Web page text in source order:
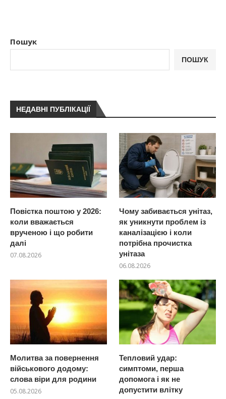
Пошук
ПОШУК
НЕДАВНІ ПУБЛІКАЦІЇ
Повістка поштою у 2026:
коли вважається
врученою і що робити
далі
07.08.2026
Чому забивається унітаз,
як уникнути проблем із
каналізацією і коли
потрібна прочистка
унітаза
06.08.2026
Молитва за повернення
військового додому:
слова віри для родини
05.08.2026
Тепловий удар:
симптоми, перша
допомога і як не
допустити влітку